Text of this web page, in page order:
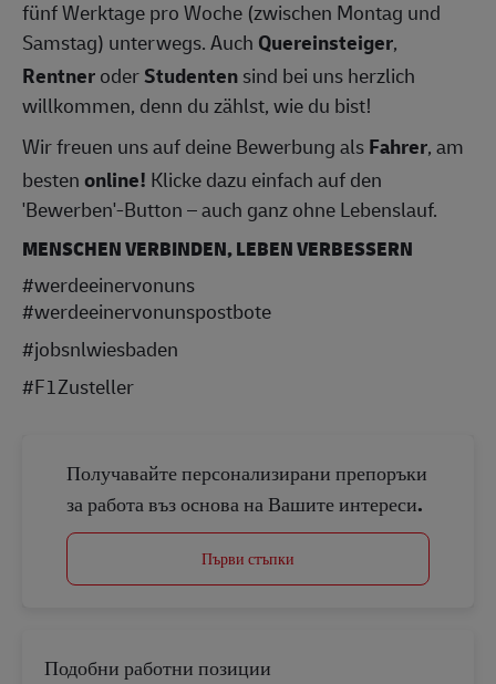
fünf Werktage pro Woche (zwischen Montag und
Samstag) unterwegs. Auch Quereinsteiger,
RentneroderStudentensind bei uns herzlich
willkommen, denn du zählst, wie du bist!
Wir freuen uns auf deine Bewerbung alsFahrer, am
bestenonline! Klicke dazu einfach auf den
'Bewerben'-Button – auch ganz ohne Lebenslauf.
MENSCHEN VERBINDEN, LEBEN VERBESSERN
#werdeeinervonuns
#werdeeinervonunspostbote
#jobsnlwiesbaden
#F1Zusteller
Получавайте персонализирани препоръки
за работа въз основа на Вашите интереси.
Първи стъпки
Подобни работни позиции